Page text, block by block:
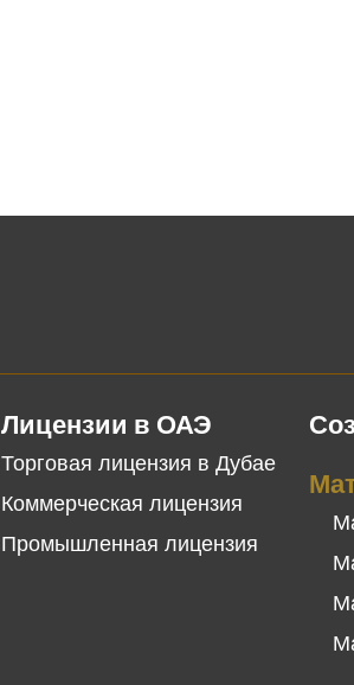
Лицензии в ОАЭ
Торговая лицензия в Дубае
Коммерческая лицензия
Промышленная лицензия